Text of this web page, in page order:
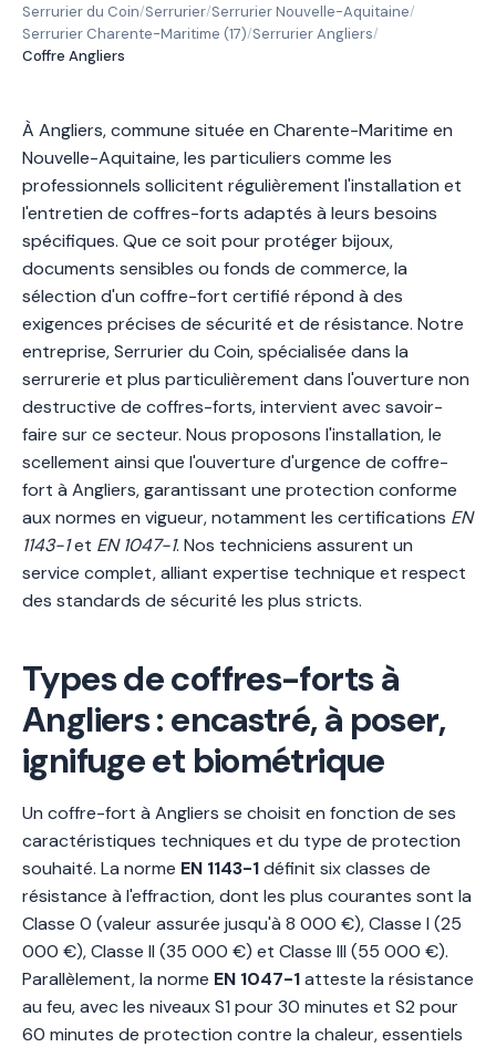
Serrurier du Coin/Serrurier/Serrurier Nouvelle-Aquitaine/
Serrurier Charente-Maritime (17)/Serrurier Angliers/
Coffre Angliers
À Angliers, commune située en Charente-Maritime en
Nouvelle-Aquitaine, les particuliers comme les
professionnels sollicitent régulièrement l'installation et
l'entretien de coffres-forts adaptés à leurs besoins
spécifiques. Que ce soit pour protéger bijoux,
documents sensibles ou fonds de commerce, la
sélection d'un coffre-fort certifié répond à des
exigences précises de sécurité et de résistance. Notre
entreprise, Serrurier du Coin, spécialisée dans la
serrurerie et plus particulièrement dans l'ouverture non
destructive de coffres-forts, intervient avec savoir-
faire sur ce secteur. Nous proposons l'installation, le
scellement ainsi que l'ouverture d'urgence de coffre-
fort à Angliers, garantissant une protection conforme
aux normes en vigueur, notamment les certifications EN
1143-1et EN 1047-1. Nos techniciens assurent un
service complet, alliant expertise technique et respect
des standards de sécurité les plus stricts.
Types de coffres-forts à
Angliers : encastré, à poser,
ignifuge et biométrique
Un coffre-fort à Angliers se choisit en fonction de ses
caractéristiques techniques et du type de protection
souhaité. La norme EN 1143-1définit six classes de
résistance à l'effraction, dont les plus courantes sont la
Classe 0 (valeur assurée jusqu'à 8 000 €), Classe I (25
000 €), Classe II (35 000 €) et Classe III (55 000 €).
Parallèlement, la norme EN 1047-1atteste la résistance
au feu, avec les niveaux S1 pour 30 minutes et S2 pour
60 minutes de protection contre la chaleur, essentiels